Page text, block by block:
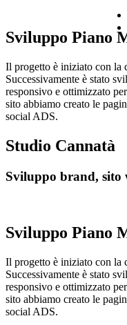
Sviluppo Piano
Il progetto è iniziato con la
Successivamente è stato
responsivo e ottimizzato
sito abbiamo creato le
social ADS.
Studio Cannatà
Sviluppo brand, sito
Sviluppo Piano
Il progetto è iniziato con la
Successivamente è stato
responsivo e ottimizzato
sito abbiamo creato le
social ADS.